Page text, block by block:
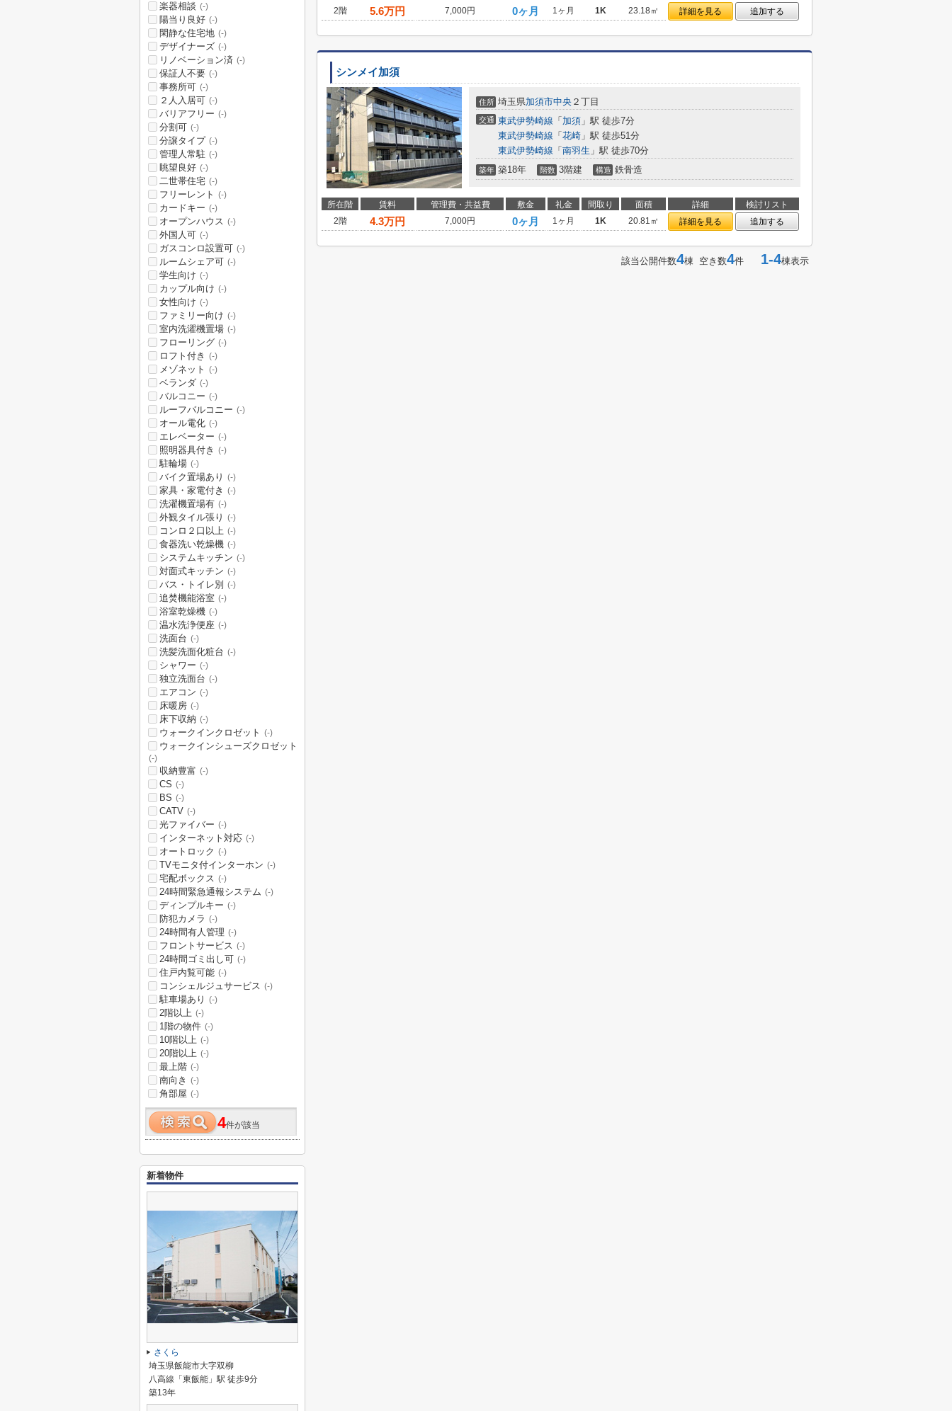
2階
5.6万円 7,000円 0ヶ月 1ヶ月 1K 23.18㎡ 詳細を見る 追加する
シンメイ加須
住所 埼玉県加須市中央 ２丁目
交通 東武伊勢崎線 「 加須 」駅 徒歩7分
東武伊勢崎線 「 花崎 」駅 徒歩51分
東武伊勢崎線 「 南羽生 」駅 徒歩70分
築年 築18年 階数 3階建 構造 鉄骨造
所在階 賃料 管理費・共益費 敷金 礼金 間取り 面積 詳細
検討リスト
2階
4.3万円 7,000円 0ヶ月 1ヶ月 1K 20.81㎡ 詳細を見る 追加する
該当公開件数4棟 空き数4件 1-4棟表示
楽器相談 (-)
陽当り良好 (-)
閑静な住宅地 (-)
デザイナーズ (-)
リノベーション済 (-)
保証人不要 (-)
事務所可 (-)
２人入居可 (-)
バリアフリー (-)
分割可 (-)
分譲タイプ (-)
管理人常駐 (-)
眺望良好 (-)
二世帯住宅 (-)
フリーレント (-)
カードキー (-)
オープンハウス (-)
外国人可 (-)
ガスコンロ設置可 (-)
ルームシェア可 (-)
学生向け (-)
カップル向け (-)
女性向け (-)
ファミリー向け (-)
室内洗濯機置場 (-)
フローリング (-)
ロフト付き (-)
メゾネット (-)
ベランダ (-)
バルコニー (-)
ルーフバルコニー (-)
オール電化 (-)
エレベーター (-)
照明器具付き (-)
駐輪場 (-)
バイク置場あり (-)
家具・家電付き (-)
洗濯機置場有 (-)
外観タイル張り (-)
コンロ２口以上 (-)
食器洗い乾燥機 (-)
システムキッチン (-)
対面式キッチン (-)
バス・トイレ別 (-)
追焚機能浴室 (-)
浴室乾燥機 (-)
温水洗浄便座 (-)
洗面台 (-)
洗髪洗面化粧台 (-)
シャワー (-)
独立洗面台 (-)
エアコン (-)
床暖房 (-)
床下収納 (-)
ウォークインクロゼット (-)
ウォークインシューズクロゼット
(-)
収納豊富 (-)
CS (-)
BS (-)
CATV (-)
光ファイバー (-)
インターネット対応 (-)
オートロック (-)
TVモニタ付インターホン (-)
宅配ボックス (-)
24時間緊急通報システム (-)
ディンプルキー (-)
防犯カメラ (-)
24時間有人管理 (-)
フロントサービス (-)
24時間ゴミ出し可 (-)
住戸内覧可能 (-)
コンシェルジュサービス (-)
駐車場あり (-)
2階以上 (-)
1階の物件 (-)
10階以上 (-)
20階以上 (-)
最上階 (-)
南向き (-)
角部屋 (-)
4件が該当
新着物件
さくら
埼玉県飯能市大字双柳
八高線「東飯能」駅 徒歩9分
築13年